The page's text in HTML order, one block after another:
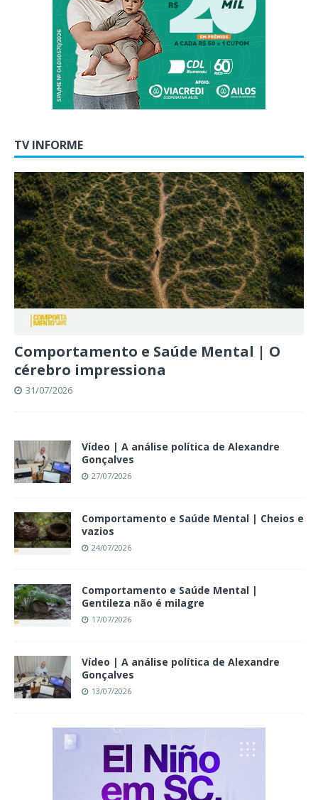
TV INFORME
Comportamento e Saúde Mental | O
cérebro impressiona
31/07/2026
Vídeo | A análise política de Alexandre
Gonçalves
27/07/2026
Comportamento e Saúde Mental | Cheios e
vazios
24/07/2026
Comportamento e Saúde Mental |
Gentileza não é milagre
17/07/2026
Vídeo | A análise política de Alexandre
Gonçalves
13/07/2026